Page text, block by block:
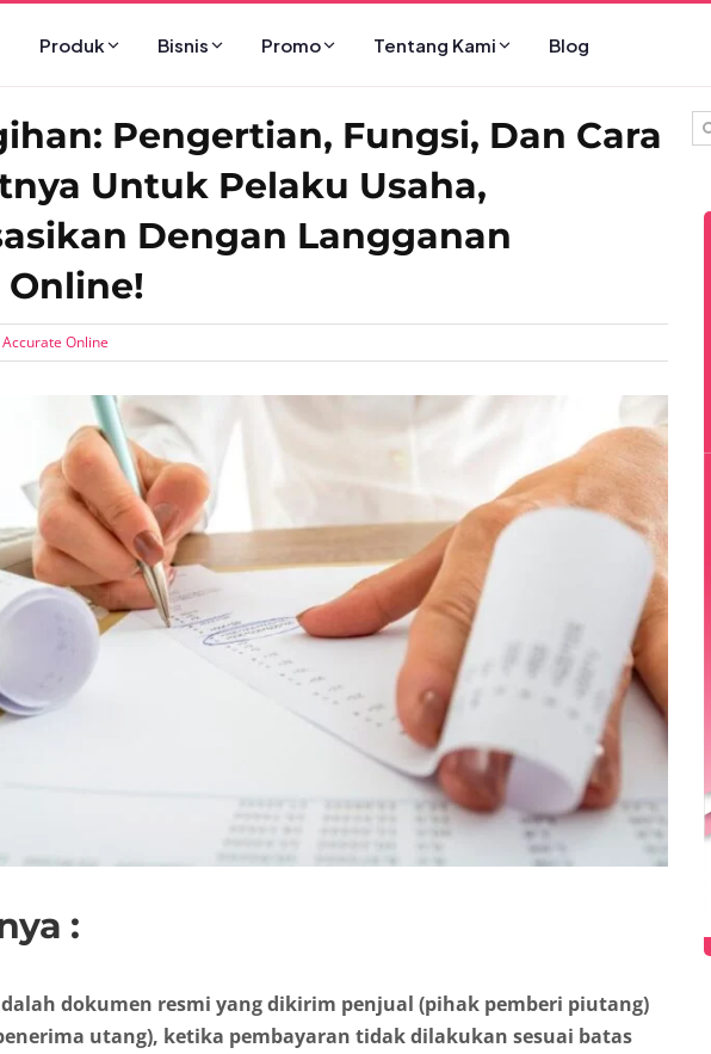
Produk Bisnis Promo Tentang Kami Blog
Pengertian, Fungsi, Dan Cara
Untuk Pelaku Usaha,
Dengan Langganan
Accurate Online
:
dokumen resmi yang dikirim penjual (pihak pemberi piutang)
utang), ketika pembayaran tidak dilakukan sesuai batas